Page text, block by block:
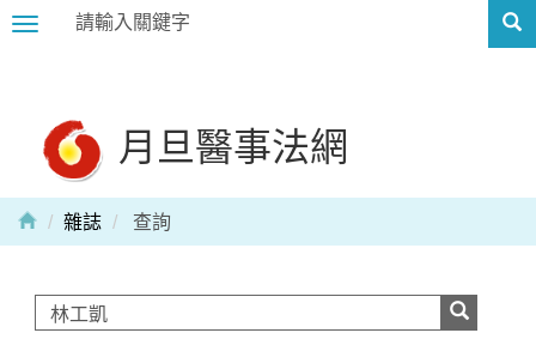
Toggle
月旦醫事法網
雜誌 查詢